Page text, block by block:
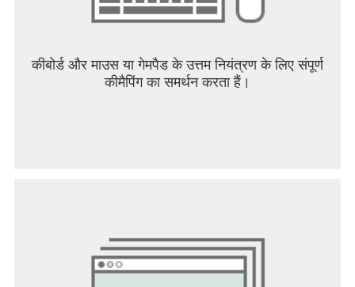
कीबोर्ड और माउस या गेमपैड के उत्तम नियंत्रण के लिए संपूर्ण
कीमैपिंग का समर्थन करता हैं।